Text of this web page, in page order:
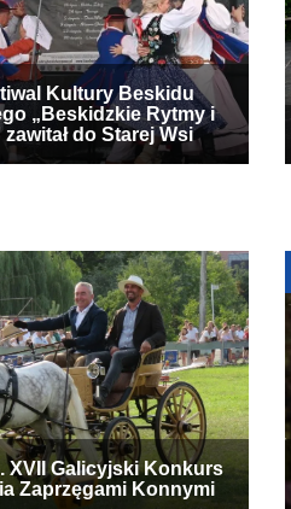
Kultury Beskidu
„Beskidzkie Rytmy i
zawitał do Starej Wsi
XVII Galicyjski Konkurs
Zaprzęgami Konnymi